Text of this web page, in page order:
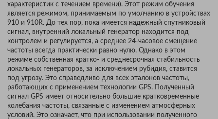
характеристик с течением времени). Этот режим обучения
является режимом, принимаемым по умолчанию в устройствах
910 и 910R. До тех пор, пока имеется надежный спутниковый
сигнал, внутренний локальный генератор находится под
контролем и регулируется, а среднее 24-часовое смещение
частоты всегда практически равно нулю. Однако в этом
режиме собственная кратко- и среднесрочная стабильность
локальных генераторов, за исключением рубидия, ставится
под угрозу. Это справедливо для всех эталонов частоты,
работающих с применением технологии GPS. Полученный
сигнал GPS имеет относительно большие кратковременные
колебания частоты, связанные с изменением атмосферных
условий. Это означает, что при использовании полученного